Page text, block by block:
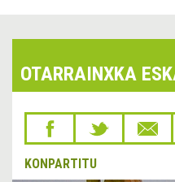
OTARRAINXKA
KONPARTITU